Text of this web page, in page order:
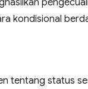
kondisional
tentang status